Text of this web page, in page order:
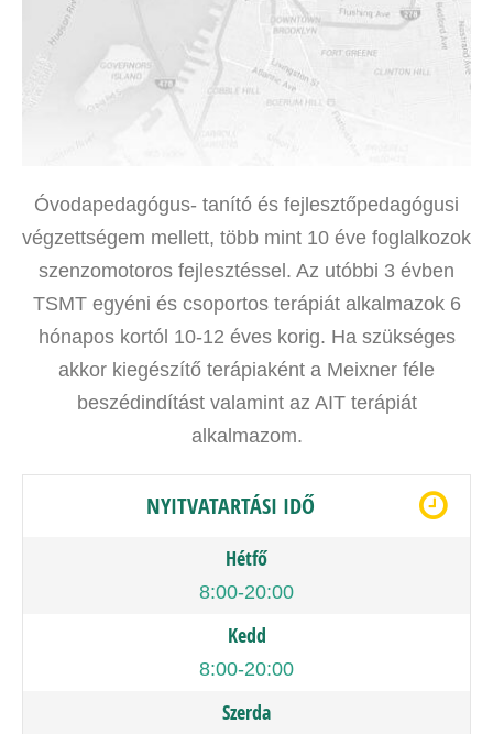
Óvodapedagógus- tanító és fejlesztőpedagógusi
végzettségem mellett, több mint 10 éve foglalkozok
szenzomotoros fejlesztéssel. Az utóbbi 3 évben
TSMT egyéni és csoportos terápiát alkalmazok 6
hónapos kortól 10-12 éves korig. Ha szükséges
akkor kiegészítő terápiaként a Meixner féle
beszédindítást valamint az AIT terápiát
alkalmazom.
NYITVATARTÁSI IDŐ
Hétfő
8:00-20:00
Kedd
8:00-20:00
Szerda